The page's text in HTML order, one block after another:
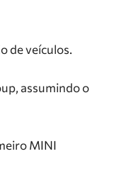
de veículos.
assumindo o
MINI